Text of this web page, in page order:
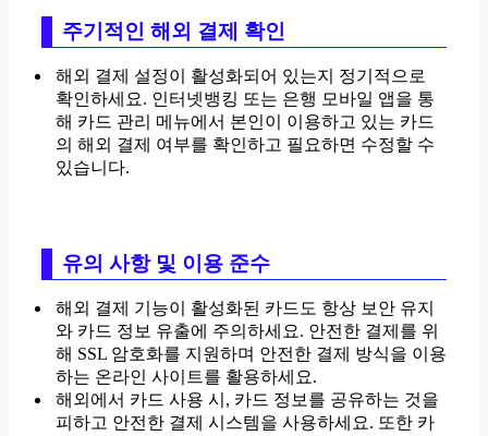
주기적인 해외 결제 확인
해외 결제 설정이 활성화되어 있는지 정기적으로
확인하세요. 인터넷뱅킹 또는 은행 모바일 앱을 통
해 카드 관리 메뉴에서 본인이 이용하고 있는 카드
의 해외 결제 여부를 확인하고 필요하면 수정할 수
있습니다.
유의 사항 및 이용 준수
해외 결제 기능이 활성화된 카드도 항상 보안 유지
와 카드 정보 유출에 주의하세요. 안전한 결제를 위
해 SSL 암호화를 지원하며 안전한 결제 방식을 이용
하는 온라인 사이트를 활용하세요.
해외에서 카드 사용 시, 카드 정보를 공유하는 것을
피하고 안전한 결제 시스템을 사용하세요. 또한 카